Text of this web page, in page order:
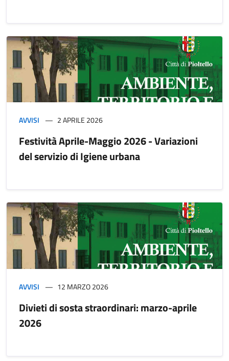
AVVISI 2 APRILE 2026
Festività Aprile-Maggio 2026 - Variazioni
del servizio di Igiene urbana
AVVISI 12 MARZO 2026
Divieti di sosta straordinari: marzo-aprile
2026